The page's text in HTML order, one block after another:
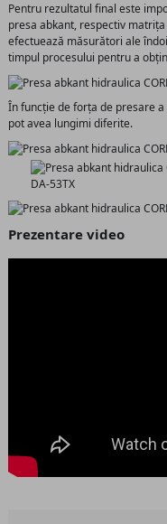
Pentru rezultatul final este
presa abkant, respectiv
efectuează măsurători ale
timpul procesului pentru a
În funcție de forța de presare
pot avea lungimi diferite.
Prezentare video